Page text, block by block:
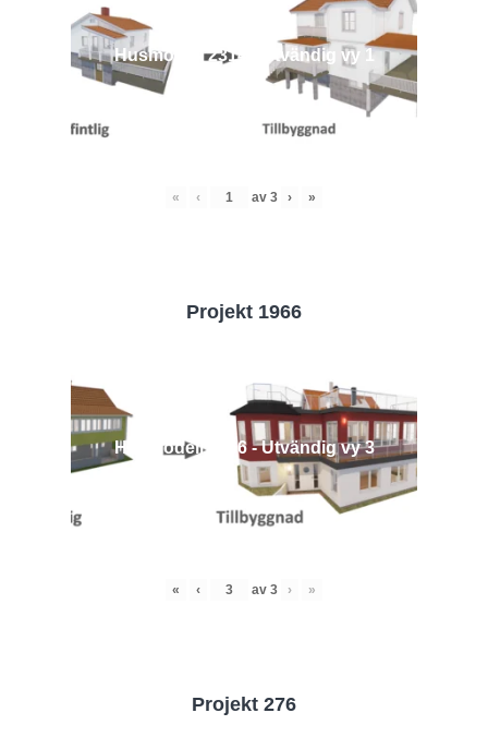
Husmodell 2314 - Utvändig vy 1
« ‹ av 3 › »
Projekt 1966
Husmodell 1966 - Utvändig vy 3
« ‹ av 3 › »
Projekt 276